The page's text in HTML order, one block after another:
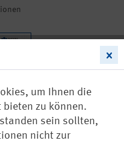
um Ihnen die
zu können.
sein sollten,
nicht zur